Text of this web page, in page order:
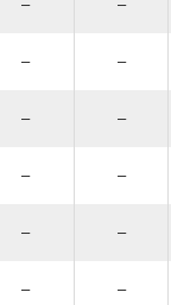
– –
– –
– –
– –
– –
– –